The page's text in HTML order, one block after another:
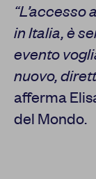
in Italia, è
evento
nuovo,
afferma
del Mondo.